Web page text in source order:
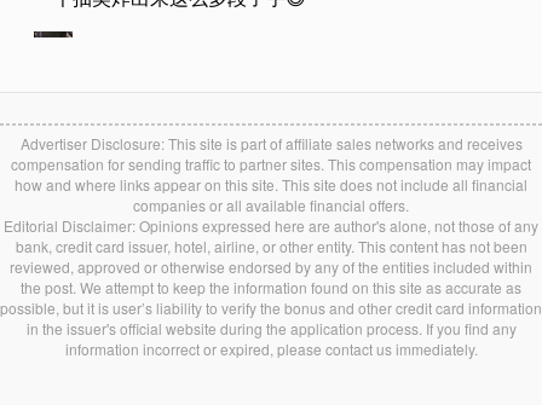
Advertiser Disclosure: This site is part of affiliate sales networks and receives
compensation for sending traffic to partner sites. This compensation may impact
how and where links appear on this site. This site does not include all financial
companies or all available financial offers.
Editorial Disclaimer: Opinions expressed here are author's alone, not those of any
bank, credit card issuer, hotel, airline, or other entity. This content has not been
reviewed, approved or otherwise endorsed by any of the entities included within
the post. We attempt to keep the information found on this site as accurate as
possible, but it is user’s liability to verify the bonus and other credit card information
in the issuer's official website during the application process. If you find any
information incorrect or expired, please contact us immediately.